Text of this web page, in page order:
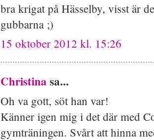
bra krigat på Hässelby, visst är
gubbarna ;)
15 oktober 2012 kl. 15:26
Christina sa...
Oh va gott, söt han var!
Känner igen mig i det där med
gymträningen. Svårt att hinna